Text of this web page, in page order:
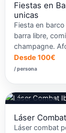
Fiestas en
unicas
Fiesta en
barra libre,
champagne.
Desde 100€
/ persona
Láser
Láser combat